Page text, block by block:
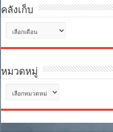
คลังเก็บ
เก็บ
หมวดหมู่
หมู่